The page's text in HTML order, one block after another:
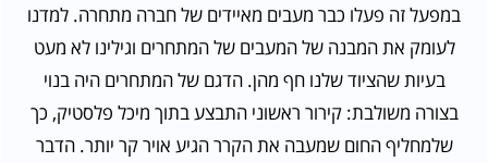
במפעל זה פעלו כבר מעבים מאיידים של חברה מתחרה. למדנו
לעומק את המבנה של המעבים של המתחרים וגילינו לא מעט
בעיות שהציוד שלנו חף מהן. הדגם של המתחרים היה בנוי
בצורה משולבת: קירור ראשוני התבצע בתוך מיכל פלסטיק, כך
שלמחליף החום שמעבה את הקרר הגיע אויר קר יותר. הדבר